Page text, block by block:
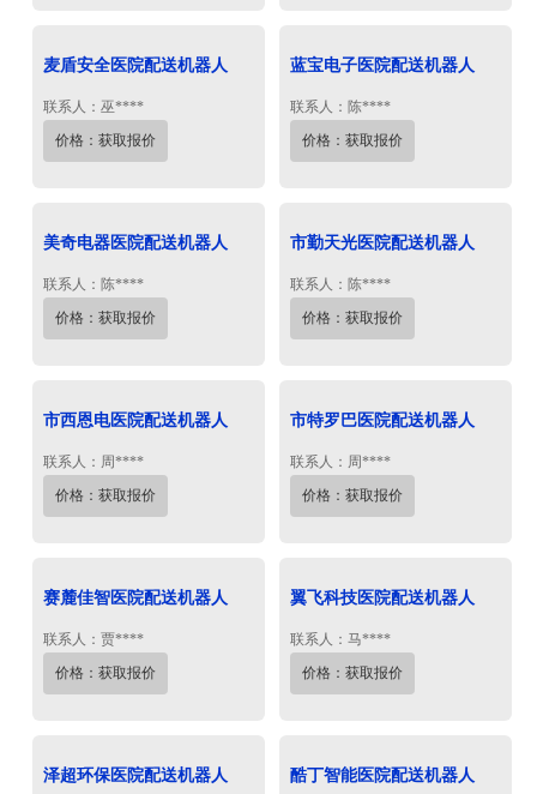
麦盾安全医院配送机器人
联系人：巫****
价格：获取报价
蓝宝电子医院配送机器人
联系人：陈****
价格：获取报价
美奇电器医院配送机器人
联系人：陈****
价格：获取报价
市勤天光医院配送机器人
联系人：陈****
价格：获取报价
市西恩电医院配送机器人
联系人：周****
价格：获取报价
市特罗巴医院配送机器人
联系人：周****
价格：获取报价
赛麓佳智医院配送机器人
联系人：贾****
价格：获取报价
翼飞科技医院配送机器人
联系人：马****
价格：获取报价
泽超环保医院配送机器人 酷丁智能医院配送机器人